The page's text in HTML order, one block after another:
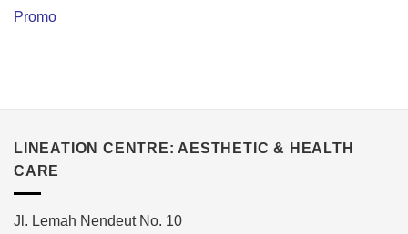
Promo
LINEATION CENTRE: AESTHETIC & HEALTH
CARE
Jl. Lemah Nendeut No. 10